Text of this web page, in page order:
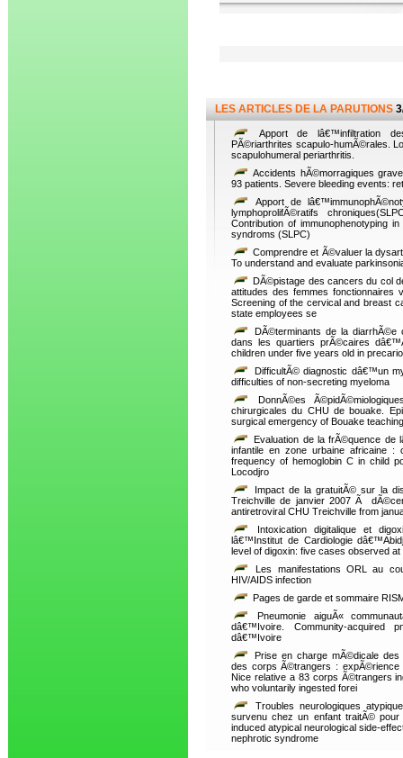
LES ARTICLES DE LA PARUTIONS
Apport de lâ€™infiltration
PÃ©riarthrites scapulo-humÃ©rales.
scapulohumeral periarthritis.
Accidents hÃ©morragiques
93 patients. Severe bleeding events:
Apport de
lymphoprolifÃ©ratifs
Contribution of immunophenotyping
syndroms (SLPC)
Comprendre et Ã©valuer la
To understand and evaluate
DÃ©pistage des cancers du col
attitudes des femmes fonctionnaires
Screening of the cervical and breast
state employees se
DÃ©terminants de la
dans les quartiers prÃ©caires
children under five years old in
DifficultÃ© diagnostic dâ€™un
difficulties of non-secreting myeloma
DonnÃ©es
chirurgicales du CHU de bouake.
surgical emergency of Bouake
Evaluation de la frÃ©quence de
infantile en zone urbaine africaine :
frequency of hemoglobin C in child
Locodjro
Impact de la gratuitÃ© sur la
Treichville de janvier 2007 Ã
antiretroviral CHU Treichville from
Intoxication digitalique et
lâ€™Institut de Cardiologie
level of digoxin: five cases observed at
Les manifestations ORL au
HIV/AIDS infection
Pages de garde et sommaire
Pneumonie aiguÃ«
dâ€™Ivoire. Community-acquired
dâ€™Ivoire
Prise en charge mÃ©dicale
des corps Ã©trangers :
Nice relative a 83 corps Ã©trangers
who voluntarily ingested forei
Troubles neurologiques
survenu chez un enfant traitÃ© pour
induced atypical neurological side-
nephrotic syndrome